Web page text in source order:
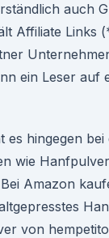
auch
Affiliate Links
ein Leser auf
es hingegen bei
wie
Amazon
von